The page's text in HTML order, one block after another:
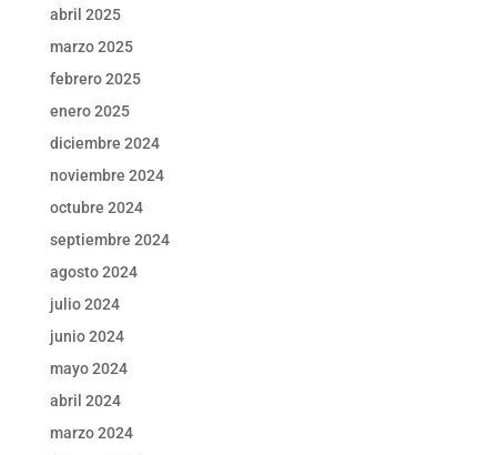
abril 2025
marzo 2025
febrero 2025
enero 2025
diciembre 2024
noviembre 2024
octubre 2024
septiembre 2024
agosto 2024
julio 2024
junio 2024
mayo 2024
abril 2024
marzo 2024